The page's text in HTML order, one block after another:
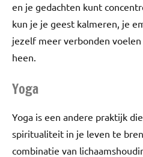
en je gedachten kunt
kun je je geest kalmeren, je
jezelf meer verbonden
heen.
Yoga
Yoga is een andere praktijk
spiritualiteit in je leven te
combinatie van